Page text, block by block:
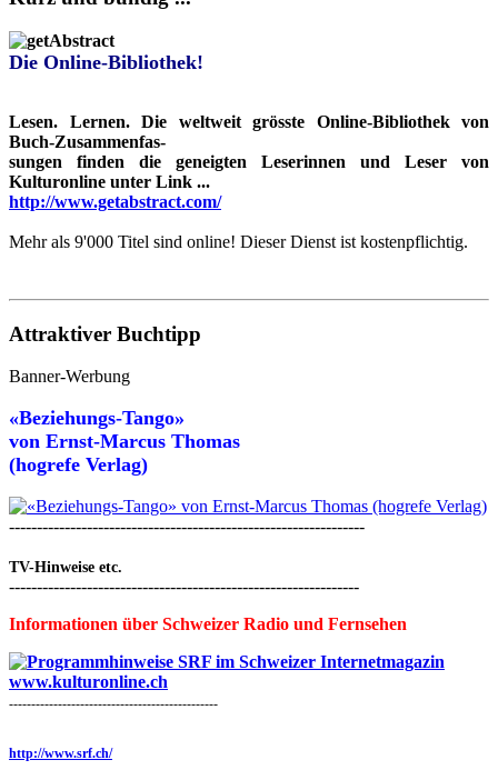
Die Online-Bibliothek!
Lesen. Lernen. Die weltweit grösste Online-Bibliothek von
Buch-Zusammenfas-
sungen finden die geneigten Leserinnen und Leser von
Kulturonline unter Link ...
http://www.getabstract.com/
Mehr als 9'000 Titel sind online! Dieser Dienst ist kostenpflichtig.
Attraktiver Buchtipp
Banner-Werbung
«Beziehungs-Tango»
von Ernst-Marcus Thomas
(hogrefe Verlag)
----------------------------------------------------------------
TV-Hinweise etc.
---------------------------------------------------------------
Informationen über Schweizer Radio und Fernsehen
-----------------------------------------------
http://www.srf.ch/